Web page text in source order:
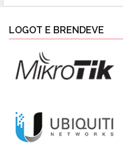
LOGOT E BRENDEVE